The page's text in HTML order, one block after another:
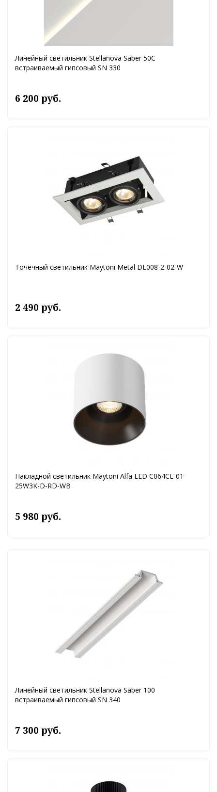
Линейный светильник Stellanova Saber 50C
встраиваемый гипсовый SN 330
6 200 руб.
Точечный светильник Maytoni Metal DL008-2-02-W
2 490 руб.
Накладной светильник Maytoni Alfa LED C064CL-01-
25W3K-D-RD-WB
5 980 руб.
Линейный светильник Stellanova Saber 100
встраиваемый гипсовый SN 340
7 300 руб.